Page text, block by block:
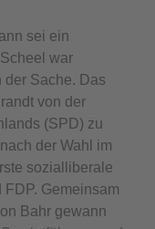
sei ein
war
der Sache. Das
von der
(SPD) zu
der Wahl im
sozialliberale
Gemeinsam
Bahr gewann